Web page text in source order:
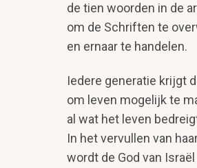
de tien woorden in de
om de Schriften te
en ernaar te handelen.
Iedere generatie krijgt
om leven mogelijk te
al wat het leven
In het vervullen van
wordt de God van